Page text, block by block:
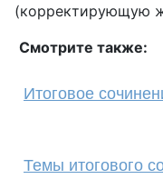
(корректирующую
Смотрите также:
Итоговое
Темы итогового